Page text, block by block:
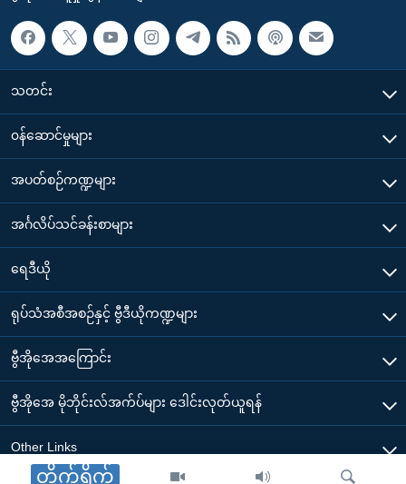
တိုက်ရိုက်
သတင်း
၀န်ဆောင်မှုများ
အပတ်စဉ်ကဏ္ဍများ
အင်္ဂလိပ်သင်ခန်းစာများ
ရေဒီယို
ရုပ်သံအစီအစဉ်နှင့် ဗွီဒီယိုကဏ္ဍများ
ဗွီအိုအေအကြောင်း
ဗွီအိုအေ မိုဘိုင်းလ်အက်ပ်များ ဒေါင်းလုတ်ယူရန်
Other Links